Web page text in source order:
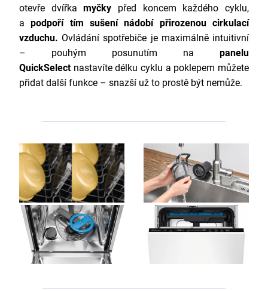
otevře dvířkamyčky před koncem každého cyklu,
apodpoří tím sušení nádobí přirozenou cirkulací
vzduchu. Ovládání spotřebiče je maximálně intuitivní
– pouhým posunutím na panelu
QuickSelectnastavíte délku cyklu a poklepem můžete
přidat další funkce – snazší už to prostě být nemůže.